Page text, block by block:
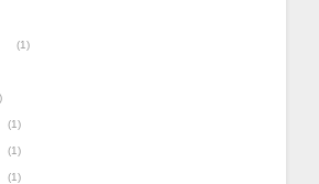
1
1
1
1